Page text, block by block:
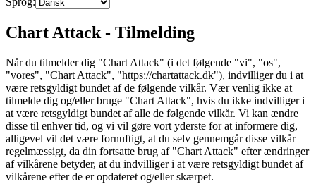
Chart Attack - Tilmelding
Når du tilmelder dig "Chart Attack" (i det følgende "vi", "os",
"vores", "Chart Attack", "https://chartattack.dk"), indvilliger du i at
være retsgyldigt bundet af de følgende vilkår. Vær venlig ikke at
tilmelde dig og/eller bruge "Chart Attack", hvis du ikke indvilliger i
at være retsgyldigt bundet af alle de følgende vilkår. Vi kan ændre
disse til enhver tid, og vi vil gøre vort yderste for at informere dig,
alligevel vil det være fornuftigt, at du selv gennemgår disse vilkår
regelmæssigt, da din fortsatte brug af "Chart Attack" efter ændringer
af vilkårene betyder, at du indvilliger i at være retsgyldigt bundet af
vilkårene efter de er opdateret og/eller skærpet.